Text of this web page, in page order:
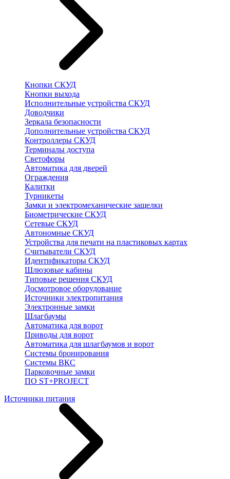
Кнопки СКУД
Кнопки выхода
Исполнительные устройства СКУД
Доводчики
Зеркала безопасности
Дополнительные устройства СКУД
Контроллеры СКУД
Терминалы доступа
Светофоры
Автоматика для дверей
Ограждения
Калитки
Турникеты
Замки и электромеханические защелки
Биометрические СКУД
Сетевые СКУД
Автономные СКУД
Устройства для печати на пластиковых картах
Считыватели СКУД
Идентификаторы СКУД
Шлюзовые кабины
Типовые решения СКУД
Досмотровое оборудование
Источники электропитания
Электронные замки
Шлагбаумы
Автоматика для ворот
Приводы для ворот
Автоматика для шлагбаумов и ворот
Системы бронирования
Системы ВКС
Парковочные замки
ПО ST+PROJECT
Источники питания